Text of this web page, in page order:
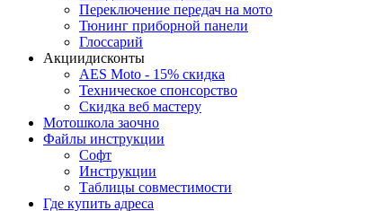
Переключение передач на мото
Тюнинг приборной панели
Глоссарий
Акциидисконты
AES Moto - 15% скидка
Техническое спонсорство
Скидка веб мастеру
Мотошкола заочно
Файлы инструкции
Софт
Инструкции
Таблицы совместимости
Где купить адреса